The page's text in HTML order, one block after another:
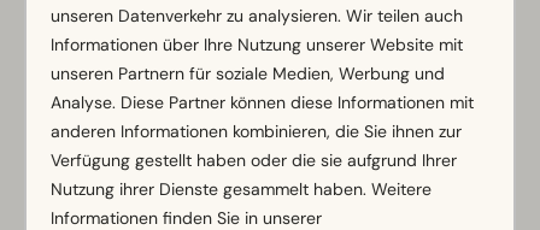
865 €
740 €
3 Nächte
2 Personen
Villa 10
Gelderland, Nunspeet
10
5
2
Luxuriöse Ferienvilla für die ganze
Familie
Modern und komfortabel eingerichtet
unseren Datenverkehr zu analysieren. Wir teilen auch
Informationen über Ihre Nutzung unserer Website mit
unseren Partnern für soziale Medien, Werbung und
Analyse. Diese Partner können diese Informationen mit
anderen Informationen kombinieren, die Sie ihnen zur
Verfügung gestellt haben oder die sie aufgrund Ihrer
Nutzung ihrer Dienste gesammelt haben. Weitere
Informationen finden Sie in unserer